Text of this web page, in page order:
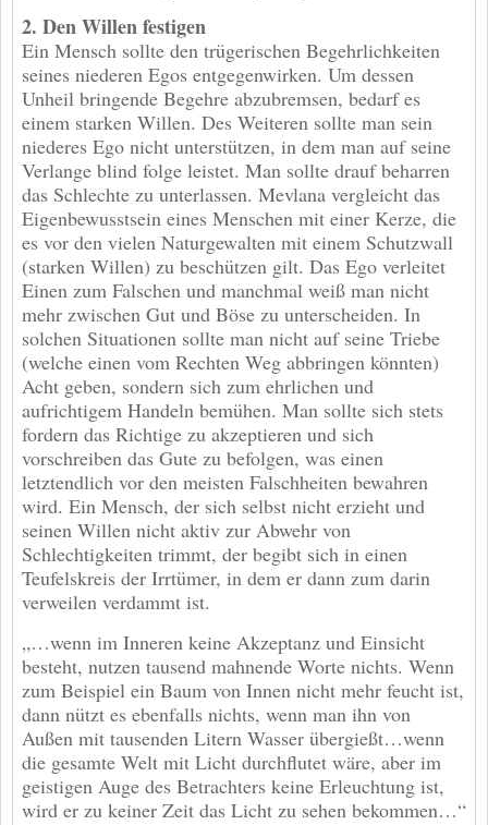
2. Den Willen festigen
Ein Mensch sollte den trügerischen Begehrlichkeiten
seines niederen Egos entgegenwirken. Um dessen
Unheil bringende Begehre abzubremsen, bedarf es
einem starken Willen. Des Weiteren sollte man sein
niederes Ego nicht unterstützen, in dem man auf seine
Verlange blind folge leistet. Man sollte drauf beharren
das Schlechte zu unterlassen. Mevlana vergleicht das
Eigenbewusstsein eines Menschen mit einer Kerze, die
es vor den vielen Naturgewalten mit einem Schutzwall
(starken Willen) zu beschützen gilt. Das Ego verleitet
Einen zum Falschen und manchmal weiß man nicht
mehr zwischen Gut und Böse zu unterscheiden. In
solchen Situationen sollte man nicht auf seine Triebe
(welche einen vom Rechten Weg abbringen könnten)
Acht geben, sondern sich zum ehrlichen und
aufrichtigem Handeln bemühen. Man sollte sich stets
fordern das Richtige zu akzeptieren und sich
vorschreiben das Gute zu befolgen, was einen
letztendlich vor den meisten Falschheiten bewahren
wird. Ein Mensch, der sich selbst nicht erzieht und
seinen Willen nicht aktiv zur Abwehr von
Schlechtigkeiten trimmt, der begibt sich in einen
Teufelskreis der Irrtümer, in dem er dann zum darin
verweilen verdammt ist.
„…wenn im Inneren keine Akzeptanz und Einsicht
besteht, nutzen tausend mahnende Worte nichts. Wenn
zum Beispiel ein Baum von Innen nicht mehr feucht ist,
dann nützt es ebenfalls nichts, wenn man ihn von
Außen mit tausenden Litern Wasser übergießt…wenn
die gesamte Welt mit Licht durchflutet wäre, aber im
geistigen Auge des Betrachters keine Erleuchtung ist,
wird er zu keiner Zeit das Licht zu sehen bekommen…“